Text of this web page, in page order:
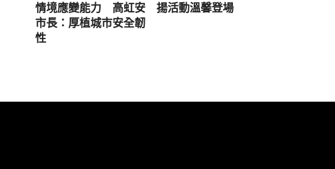
情境應變能力 高虹安
市長：厚植城市安全韌
性
揚活動溫馨登場